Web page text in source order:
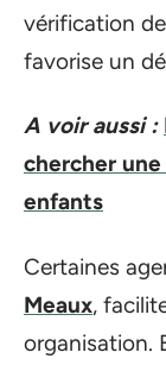
vérification
favorise un
A voir aussi :
chercher
enfants
Certaines
Meaux,
organisation.